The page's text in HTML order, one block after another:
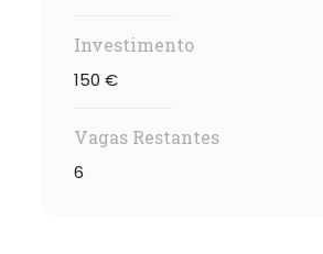
Investimento
150 €
Vagas Restantes
6